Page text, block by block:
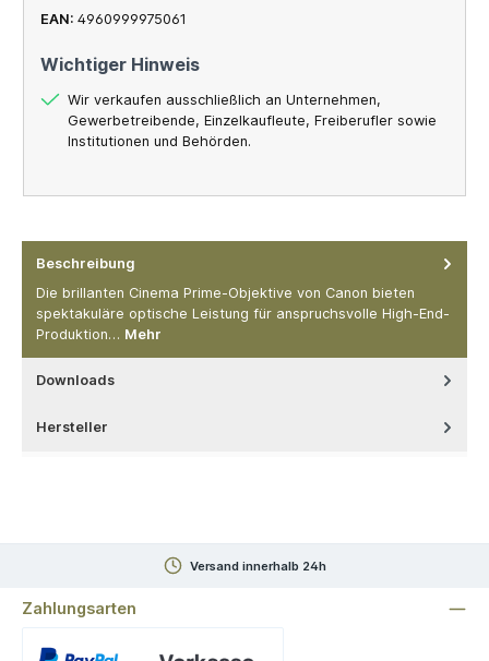
EAN: 4960999975061
Wichtiger Hinweis
Wir verkaufen ausschließlich an Unternehmen,
Gewerbetreibende, Einzelkaufleute, Freiberufler sowie
Institutionen und Behörden.
Beschreibung
Die brillanten Cinema Prime-Objektive von Canon bieten
spektakuläre optische Leistung für anspruchsvolle High-End-
Produktion… Mehr
Downloads
Hersteller
Versand innerhalb 24h
Zahlungsarten